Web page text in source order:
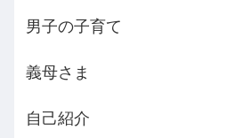
男子の子育て
義母さま
自己紹介